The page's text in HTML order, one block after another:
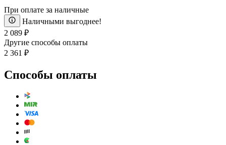
При оплате за наличные
Наличными выгоднее!
2 089 ₽
Другие способы оплаты
2 361 ₽
Способы оплаты